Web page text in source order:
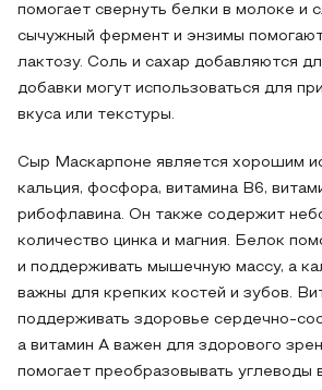
помогает свернуть белки в молоке и
сычужный фермент и энзимы
лактозу. Соль и сахар добавляются
добавки могут использоваться для
вкуса или текстуры.
Сыр Маскарпоне является хорошим
кальция, фосфора, витамина В6,
рибофлавина. Он также содержит
количество цинка и магния. Белок
и поддерживать мышечную массу, а
важны для крепких костей и зубов.
поддерживать здоровье сердечно-
а витамин A важен для здорового
помогает преобразовывать углеводы